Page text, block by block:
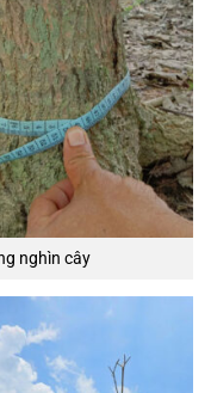
nghìn cây